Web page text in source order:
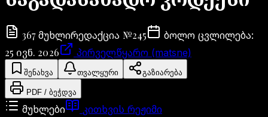
367 მუხლირედაქცია №245 ბოლო ცვლილება:
25 ივნ. 2026 პირველწყარო (matsne)
შენახვა თვალყური გაზიარება
PDF / ბეჭდვა
მუხლები კითხვის რეჟიმი